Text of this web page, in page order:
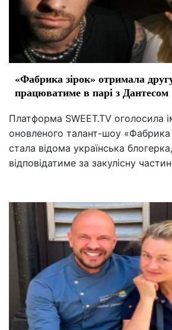
«Фабрика зірок» отримала
працюватиме в парі з Дантесом
Платформа SWEET.TV оголосила
оновленого талант-шоу
стала відома українська
відповідатиме за закулісну